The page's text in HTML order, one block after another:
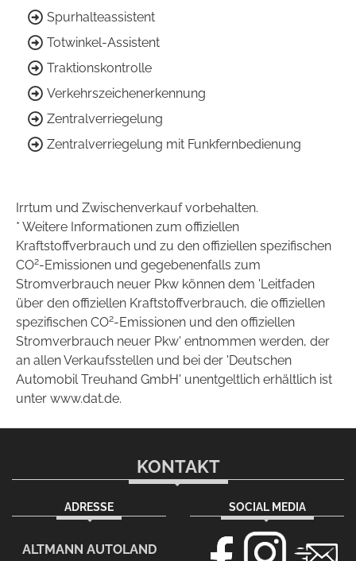
Spurhalteassistent
Totwinkel-Assistent
Traktionskontrolle
Verkehrszeichenerkennung
Zentralverriegelung
Zentralverriegelung mit Funkfernbedienung
Irrtum und Zwischenverkauf vorbehalten.
* Weitere Informationen zum offiziellen
Kraftstoffverbrauch und zu den offiziellen spezifischen
CO2-Emissionen und gegebenenfalls zum
Stromverbrauch neuer Pkw können dem 'Leitfaden
über den offiziellen Kraftstoffverbrauch, die offiziellen
spezifischen CO2-Emissionen und den offiziellen
Stromverbrauch neuer Pkw' entnommen werden, der
an allen Verkaufsstellen und bei der 'Deutschen
Automobil Treuhand GmbH' unentgeltlich erhältlich ist
unter www.dat.de.
KONTAKT
ADRESSE
ALTMANN AUTOLAND
SOCIAL MEDIA